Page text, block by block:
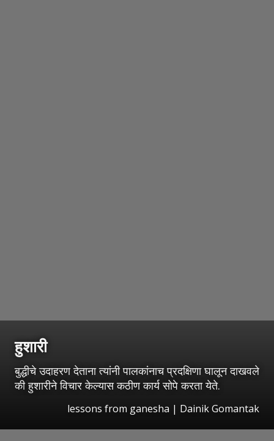
हुशारी
बुद्धीचे उदाहरण देताना त्यांनी पालकांनाच प्रदक्षिणा घालून दाखवले
की हुशारीने विचार केल्यास कठीण कार्य सोपे करता येते.
lessons from ganesha | Dainik Gomantak